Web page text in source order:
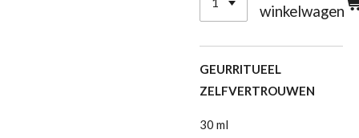
winkelwagen
GEURRITUEEL
ZELFVERTROUWEN
30 ml